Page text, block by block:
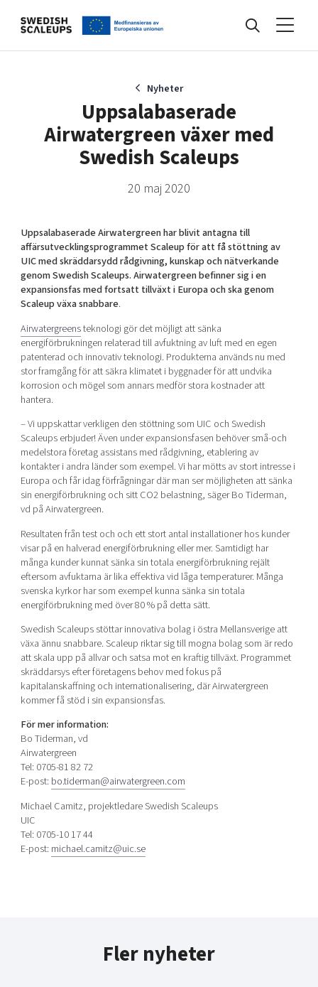
Events
Programmet
Internationalisering
Mer
Ansök till Swedish Scaleups
Så finansieras Swedish Scaleups
In English
Nyheter
Uppsalabaserade
Airwatergreen växer med
Swedish Scaleups
20 maj 2020
Uppsalabaserade Airwatergreen har blivit antagna till
affärsutvecklingsprogrammet Scaleup för att få stöttning av
UIC med skräddarsydd rådgivning, kunskap och nätverkande
genom Swedish Scaleups. Airwatergreen befinner sig i en
expansionsfas med fortsatt tillväxt i Europa och ska genom
Scaleup växa snabbare.
Airwatergreensteknologi gör det möjligt att sänka
energiförbrukningen relaterad till avfuktning av luft med en egen
patenterad och innovativ teknologi. Produkterna används nu med
stor framgång för att säkra klimatet i byggnader för att undvika
korrosion och mögel som annars medför stora kostnader att
hantera.
– Vi uppskattar verkligen den stöttning som UIC och Swedish
Scaleups erbjuder! Även under expansionsfasen behöver små-och
medelstora företag assistans med rådgivning, etablering av
kontakter i andra länder som exempel. Vi har mötts av stort intresse i
Europa och får idag förfrågningar där man ser möjligheten att sänka
sin energiförbrukning och sitt CO2 belastning, säger Bo Tiderman,
vd på Airwatergreen.
Resultaten från test och och ett stort antal installationer hos kunder
visar på en halverad energiförbrukning eller mer. Samtidigt har
många kunder kunnat sänka sin totala energiförbrukning rejält
eftersom avfuktarna är lika effektiva vid låga temperaturer. Många
svenska kyrkor har som exempel kunna sänka sin totala
energiförbrukning med över 80 % på detta sätt.
Swedish Scaleups stöttar innovativa bolag i östra Mellansverige att
växa ännu snabbare. Scaleup riktar sig till mogna bolag som är redo
att skala upp på allvar och satsa mot en kraftig tillväxt. Programmet
skräddarsys efter företagens behov med fokus på
kapitalanskaffning och internationalisering, där Airwatergreen
kommer få stöd i sin expansionsfas.
För mer information:
Bo Tiderman, vd
Airwatergreen
Tel: 0705-81 82 72
E-post: bo.tiderman@airwatergreen.com
Michael Camitz, projektledare Swedish Scaleups
UIC
Tel: 0705-10 17 44
E-post: michael.camitz@uic.se
Fler nyheter